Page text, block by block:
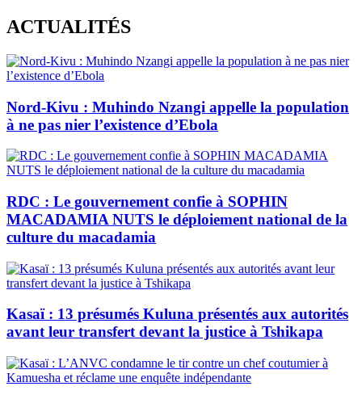
Skip
to
content
ACTUALITÉS
Nord-Kivu : Muhindo Nzangi appelle la population
à ne pas nier l’existence d’Ebola
RDC : Le gouvernement confie à SOPHIN
MACADAMIA NUTS le déploiement national de la
culture du macadamia
Kasaï : 13 présumés Kuluna présentés aux autorités
avant leur transfert devant la justice à Tshikapa